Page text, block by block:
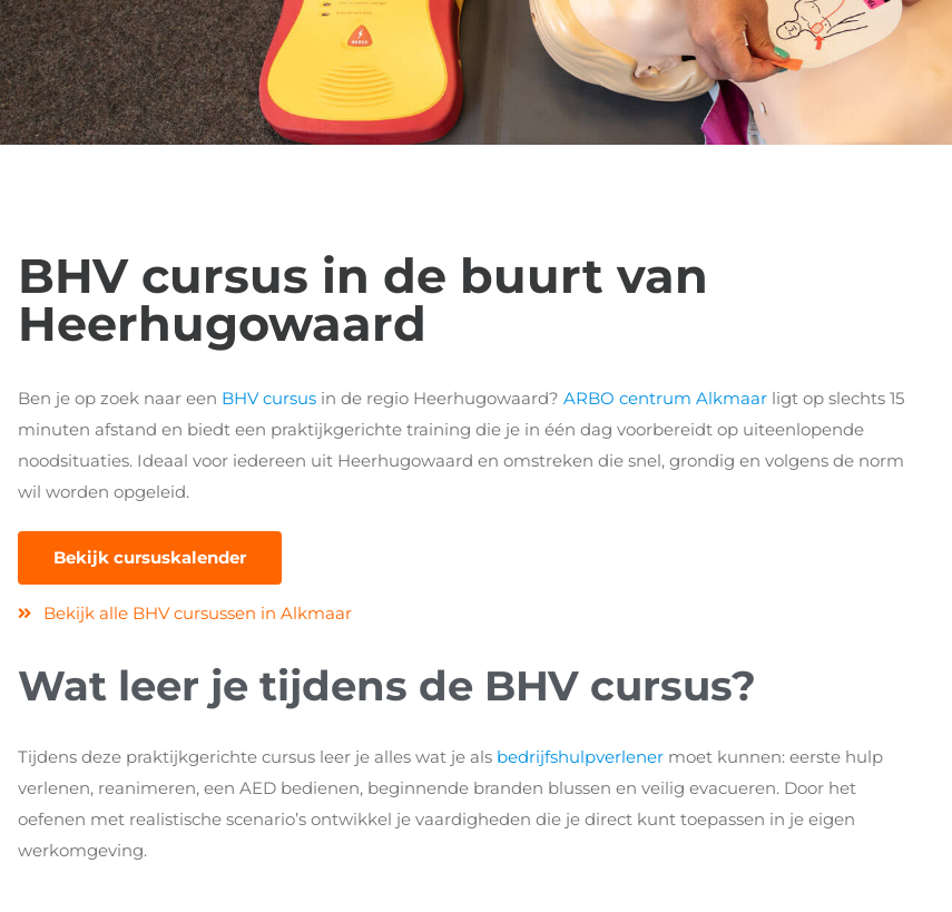
BHV cursus in de buurt van
Heerhugowaard
Ben je op zoek naar een BHV cursus in de regio Heerhugowaard? ARBO centrum Alkmaar ligt op slechts 15
minuten afstand en biedt een praktijkgerichte training die je in één dag voorbereidt op uiteenlopende
noodsituaties. Ideaal voor iedereen uit Heerhugowaard en omstreken die snel, grondig en volgens de norm
wil worden opgeleid.
Bekijk cursuskalender
Bekijk alle BHV cursussen in Alkmaar
Wat leer je tijdens de BHV cursus?
Tijdens deze praktijkgerichte cursus leer je alles wat je als bedrijfshulpverlener moet kunnen: eerste hulp
verlenen, reanimeren, een AED bedienen, beginnende branden blussen en veilig evacueren. Door het
oefenen met realistische scenario’s ontwikkel je vaardigheden die je direct kunt toepassen in je eigen
werkomgeving.